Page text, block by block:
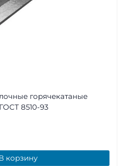
горячекатаные
8510-93
корзину